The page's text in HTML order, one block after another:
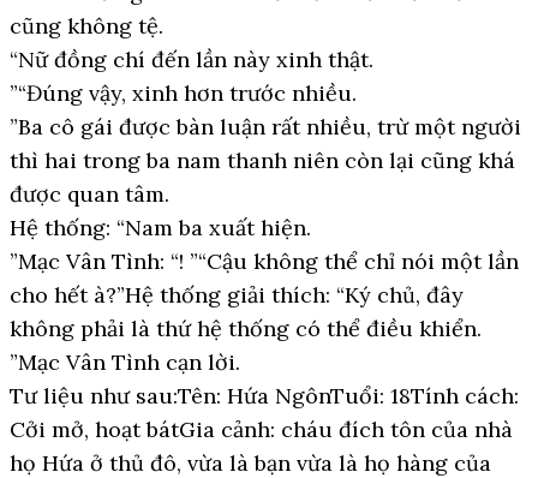
cũng không tệ.
“Nữ đồng chí đến lần này xinh thật.
”“Đúng vậy, xinh hơn trước nhiều.
”Ba cô gái được bàn luận rất nhiều, trừ một người
thì hai trong ba nam thanh niên còn lại cũng khá
được quan tâm.
Hệ thống: “Nam ba xuất hiện.
”Mạc Vân Tình: “! ”“Cậu không thể chỉ nói một lần
cho hết à?”Hệ thống giải thích: “Ký chủ, đây
không phải là thứ hệ thống có thể điều khiển.
”Mạc Vân Tình cạn lời.
Tư liệu như sau:Tên: Hứa NgônTuổi: 18Tính cách:
Cởi mở, hoạt bátGia cảnh: cháu đích tôn của nhà
họ Hứa ở thủ đô, vừa là bạn vừa là họ hàng của